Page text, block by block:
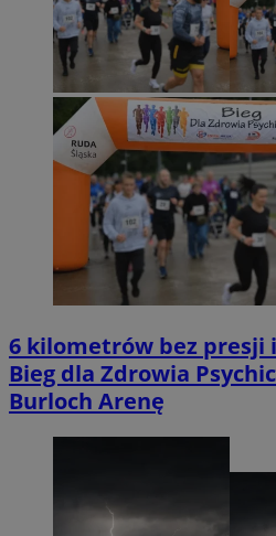
6 kilometrów bez presji
Bieg dla Zdrowia
Burloch Arenę